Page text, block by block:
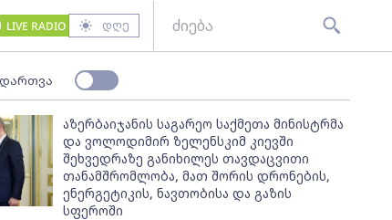
LIVE RADIO დღე
აზერბაიჯანის საგარეო საქმეთა მინისტრმა
და ვოლოდიმირ ზელენსკიმ კიევში
შეხვედრაზე განიხილეს თავდაცვითი
თანამშრომლობა, მათ შორის დრონების,
ენერგეტიკის, ნავთობისა და გაზის
სფეროში